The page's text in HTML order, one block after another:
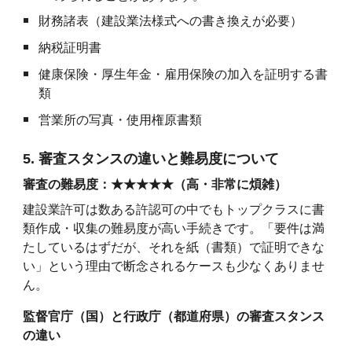
財務諸表（建設業法様式への書き換えが必要）
納税証明書
健康保険・厚生年金・雇用保険の加入を証明する書
類
営業所の写真・使用権原書類
5. 審査スタンスの違いと難易度について
審査の難易度：★★★★★（高・非常に煩雑）
建設業許可は数ある許認可の中でもトップクラスに書
類作成・収集の難易度が高い手続きです。「要件は満
たしているはずだが、それを紙（書類）で証明できな
い」という理由で断念されるケースも少なくありませ
ん。
監督官庁（国）と行政庁（都道府県）の審査スタンス
の違い